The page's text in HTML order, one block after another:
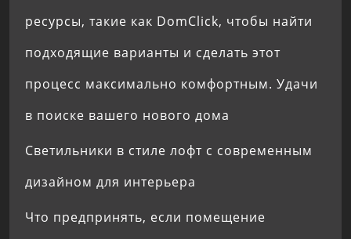
ресурсы, такие как DomClick, чтобы найти
подходящие варианты и сделать этот
процесс максимально комфортным. Удачи
в поиске вашего нового дома
Светильники в стиле лофт с современным
дизайном для интерьера
Что предпринять, если помещение